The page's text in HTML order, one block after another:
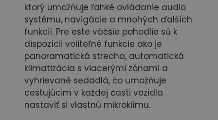
ktorý umožňuje ľahké ovládanie audio
systému, navigácie a mnohých ďalších
funkcií. Pre ešte väčšie pohodlie sú k
dispozícii voliteľné funkcie ako je
panoramatická strecha, automatická
klimatizácia s viacerými zónami a
vyhrievané sedadlá, čo umožňuje
cestujúcim v každej časti vozidla
nastaviť si vlastnú mikroklímu.